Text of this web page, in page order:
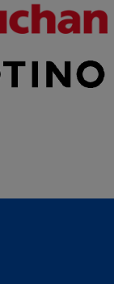
egy e-
kapott.
a
A